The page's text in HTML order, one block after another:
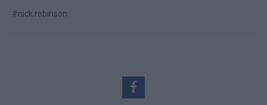
#nick robinson